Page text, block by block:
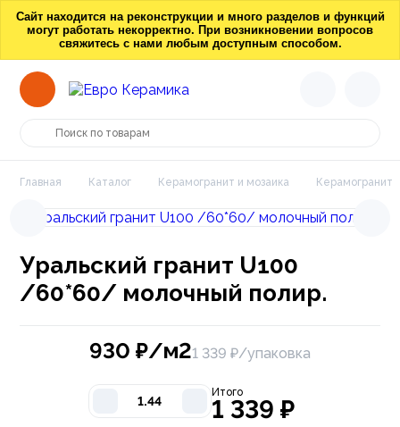
Сайт находится на реконструкции и много разделов и функций
могут работать некорректно. При возникновении вопросов
свяжитесь с нами любым доступным способом.
Главная Каталог Керамогранит и мозаика Керамогранит
Уральский гранит U100
/60*60/ молочный полир.
930 ₽/м21 339 ₽/упаковка
Итого
1 339 ₽